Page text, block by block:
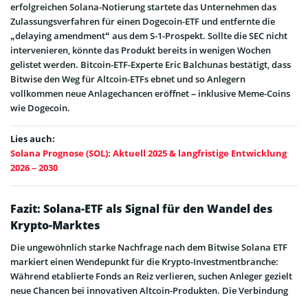
erfolgreichen Solana-Notierung startete das Unternehmen das
Zulassungsverfahren für einen Dogecoin-ETF und entfernte die
„delaying amendment“ aus dem S-1-Prospekt. Sollte die SEC nicht
intervenieren, könnte das Produkt bereits in wenigen Wochen
gelistet werden. Bitcoin-ETF-Experte Eric Balchunas bestätigt, dass
Bitwise den Weg für Altcoin-ETFs ebnet und so Anlegern
vollkommen neue Anlagechancen eröffnet – inklusive Meme-Coins
wie Dogecoin.
Lies auch:
Solana Prognose (SOL): Aktuell 2025 & langfristige Entwicklung
2026 – 2030
Fazit: Solana-ETF als Signal für den Wandel des
Krypto-Marktes
Die ungewöhnlich starke Nachfrage nach dem Bitwise Solana ETF
markiert einen Wendepunkt für die Krypto-Investmentbranche:
Während etablierte Fonds an Reiz verlieren, suchen Anleger gezielt
neue Chancen bei innovativen Altcoin-Produkten. Die Verbindung